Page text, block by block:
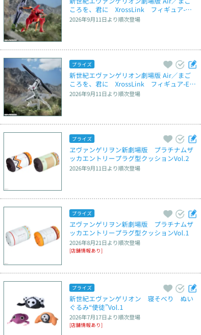
ころを、君に　XrossLink　フィギュア‐弐
号機‐
2026年9月11日より順次登場
プライズ
新世紀エヴァンゲリオン劇場版 Air／まご
ころを、君に　XrossLink　フィギュア‐EV
A量産機‐
2026年9月11日より順次登場
プライズ
ヱヴァンゲリヲン新劇場版　プラチナムザ
ッカエントリープラグ型クッションVol.2
2026年9月11日より順次登場
プライズ
ヱヴァンゲリヲン新劇場版　プラチナムザ
ッカエントリープラグ型クッションVol.1
2026年8月21日より順次登場
[店舗情報あり]
プライズ
新世紀エヴァンゲリオン　寝そべり　ぬい
ぐるみ“使徒”Vol.1
2026年7月17日より順次登場
[店舗情報あり]